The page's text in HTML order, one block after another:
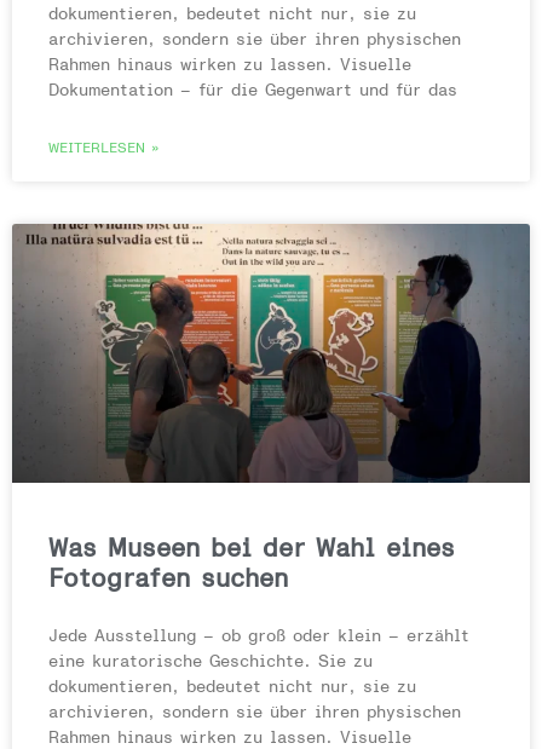
dokumentieren, bedeutet nicht nur, sie zu
archivieren, sondern sie über ihren physischen
Rahmen hinaus wirken zu lassen. Visuelle
Dokumentation – für die Gegenwart und für das
WEITERLESEN »
Was Museen bei der Wahl eines
Fotografen suchen
Jede Ausstellung – ob groß oder klein – erzählt
eine kuratorische Geschichte. Sie zu
dokumentieren, bedeutet nicht nur, sie zu
archivieren, sondern sie über ihren physischen
Rahmen hinaus wirken zu lassen. Visuelle